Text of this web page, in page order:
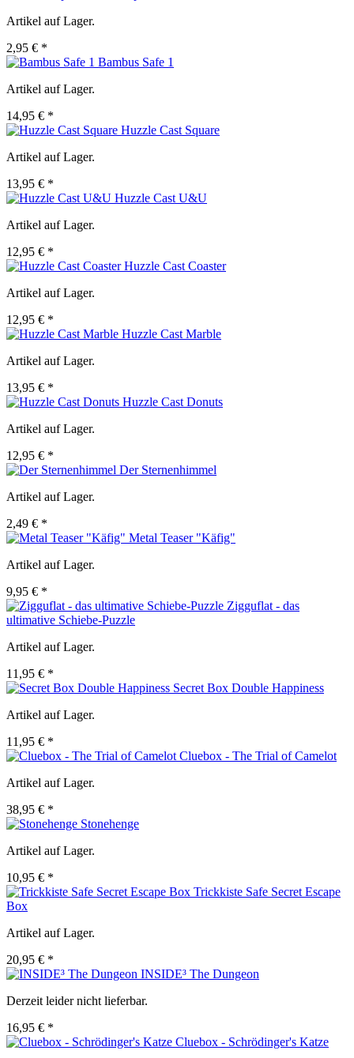
Artikel auf Lager.
2,95 € *
Bambus Safe 1
Artikel auf Lager.
14,95 € *
Huzzle Cast Square
Artikel auf Lager.
13,95 € *
Huzzle Cast U&U
Artikel auf Lager.
12,95 € *
Huzzle Cast Coaster
Artikel auf Lager.
12,95 € *
Huzzle Cast Marble
Artikel auf Lager.
13,95 € *
Huzzle Cast Donuts
Artikel auf Lager.
12,95 € *
Der Sternenhimmel
Artikel auf Lager.
2,49 € *
Metal Teaser "Käfig"
Artikel auf Lager.
9,95 € *
Zigguflat - das
ultimative Schiebe-Puzzle
Artikel auf Lager.
11,95 € *
Secret Box Double Happiness
Artikel auf Lager.
11,95 € *
Cluebox - The Trial of Camelot
Artikel auf Lager.
38,95 € *
Stonehenge
Artikel auf Lager.
10,95 € *
Trickkiste Safe Secret Escape
Box
Artikel auf Lager.
20,95 € *
INSIDE³ The Dungeon
Derzeit leider nicht lieferbar.
16,95 € *
Cluebox - Schrödinger's Katze